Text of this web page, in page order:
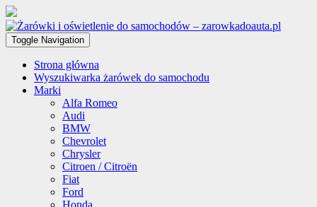
Toggle Navigation
Strona główna
Wyszukiwarka żarówek do samochodu
Marki
Alfa Romeo
Audi
BMW
Chevrolet
Chrysler
Citroen / Citroën
Fiat
Ford
Honda